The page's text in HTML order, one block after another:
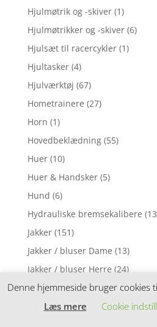
Hjulmøtrik og -skiver (1)
Hjulmøtrikker og -skiver (6)
Hjulsæt til racercykler (1)
Hjultasker (4)
Hjulværktøj (67)
Hometrainere (27)
Horn (1)
Hovedbeklædning (55)
Huer (10)
Huer & Handsker (5)
Hund (6)
Hydrauliske bremsekalibere
Jakker (151)
Jakker / bluser Dame (13)
Jakker / bluser Herre (24)
Jakker & veste (149)
Jakker Forår / Efterår (7)
Denne hjemmeside bruger cookies
Læs mere
Cookie